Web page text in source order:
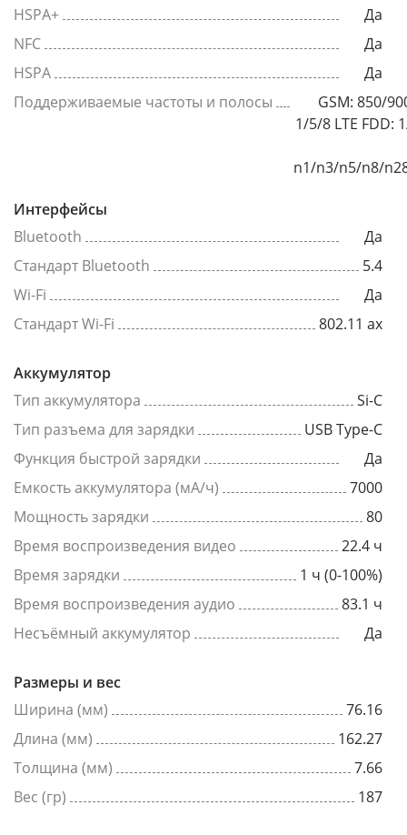
HSPA+
Да
NFC
Да
HSPA
Да
Поддерживаемые частоты и полосы
GSM: 850/
1/5/8 LTE FDD:
n1/n3/n5/n8/
Интерфейсы
Bluetooth
Да
Стандарт Bluetooth
5.4
Wi-Fi
Да
Стандарт Wi-Fi
802.11 ax
Аккумулятор
Тип аккумулятора
Si-C
Тип разъема для зарядки
USB Type-C
Функция быстрой зарядки
Да
Емкость аккумулятора (мА/ч)
7000
Мощность зарядки
80
Время воспроизведения видео
22.4 ч
Время зарядки
1 ч (0-100%)
Время воспроизведения аудио
83.1 ч
Несъёмный аккумулятор
Да
Размеры и вес
Ширина (мм)
76.16
Длина (мм)
162.27
Толщина (мм)
7.66
Вес (гр)
187